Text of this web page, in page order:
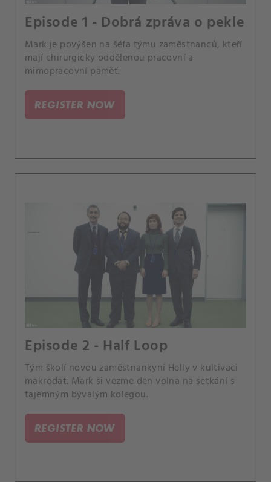
Episode 1 - Dobrá zpráva o pekle
Mark je povýšen na šéfa týmu zaměstnanců, kteří
mají chirurgicky oddělenou pracovní a
mimopracovní paměť.
REGISTER NOW
Episode 2 - Half Loop
Tým školí novou zaměstnankyni Helly v kultivaci
makrodat. Mark si vezme den volna na setkání s
tajemným bývalým kolegou.
REGISTER NOW